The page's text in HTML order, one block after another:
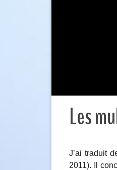
Les
J’ai traduit
2011). Il